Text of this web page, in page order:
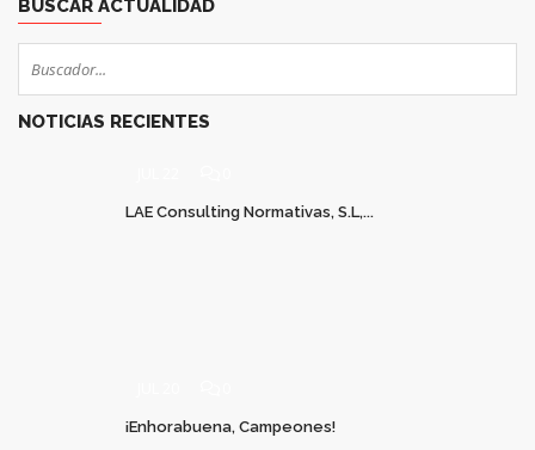
BUSCAR ACTUALIDAD
NOTICIAS RECIENTES
LAE Consulting Normativas, S.L,...
¡Enhorabuena, Campeones!